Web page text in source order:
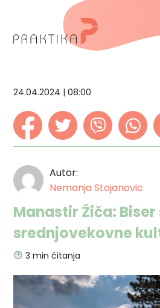
24.04.2024 | 08:00
Autor:
Nemanja Stojanovic
Manastir Žiča:
srednjovekovne
3 min čitanja